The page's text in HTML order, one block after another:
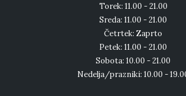
Torek: 11.00 - 21.00
Sreda: 11.00 - 21.00
Četrtek: Zaprto
Petek: 11.00 - 21.00
Sobota: 10.00 - 21.00
Nedelja/prazniki: 10.00 -